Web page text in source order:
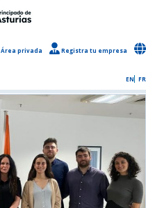
Área privada Registra tu empresa
EN FR